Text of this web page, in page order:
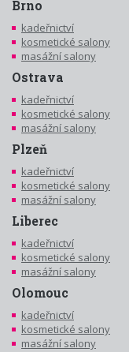
Brno
kadeřnictví
kosmetické salony
masážní salony
Ostrava
kadeřnictví
kosmetické salony
masážní salony
Plzeň
kadeřnictví
kosmetické salony
masážní salony
Liberec
kadeřnictví
kosmetické salony
masážní salony
Olomouc
kadeřnictví
kosmetické salony
masážní salony